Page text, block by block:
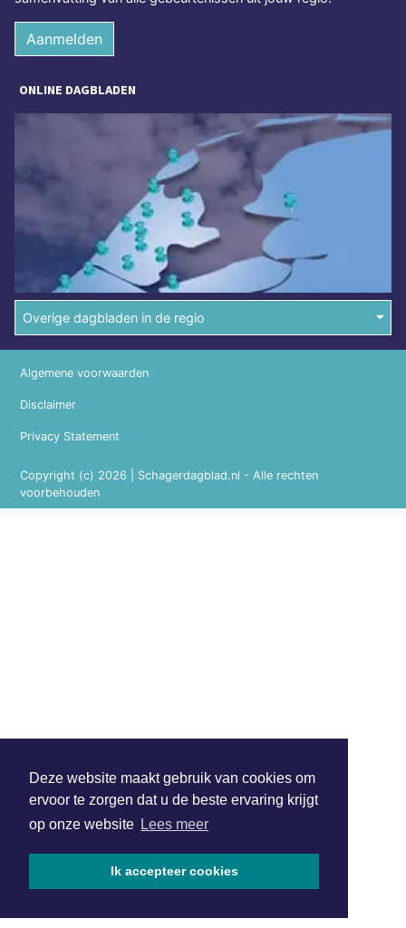
Deze website maakt gebruik van cookies om
ervoor te zorgen dat u de beste ervaring krijgt
op onze website Lees meer
Ik accepteer cookies
Aanmelden
ONLINE DAGBLADEN
Overige dagbladen in de regio
Copyright (c) 2026 | Schagerdagblad.nl - Alle rechten
voorbehouden
Algemene voorwaarden
Disclaimer
Privacy Statement